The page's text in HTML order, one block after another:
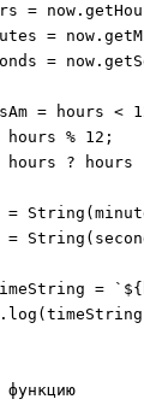
=
=
=
= hours <
hours % 12;
hours ? hours
=
=
=